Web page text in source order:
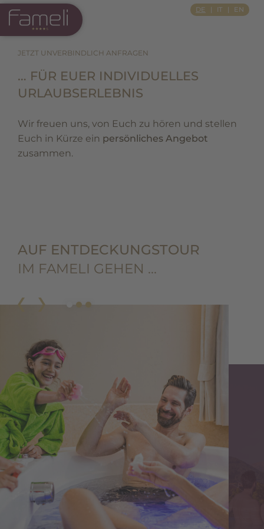
DE IT EN
JETZT UNVERBINDLICH ANFRAGEN
… FÜR EUER INDIVIDUELLES
URLAUBSERLEBNIS
Wir freuen uns, von Euch zu hören und stellen
Euch in Kürze ein persönliches Angebot
zusammen.
AUF ENTDECKUNGSTOUR
IM FAMELI GEHEN …
Si Apre In Una Nuova Scheda